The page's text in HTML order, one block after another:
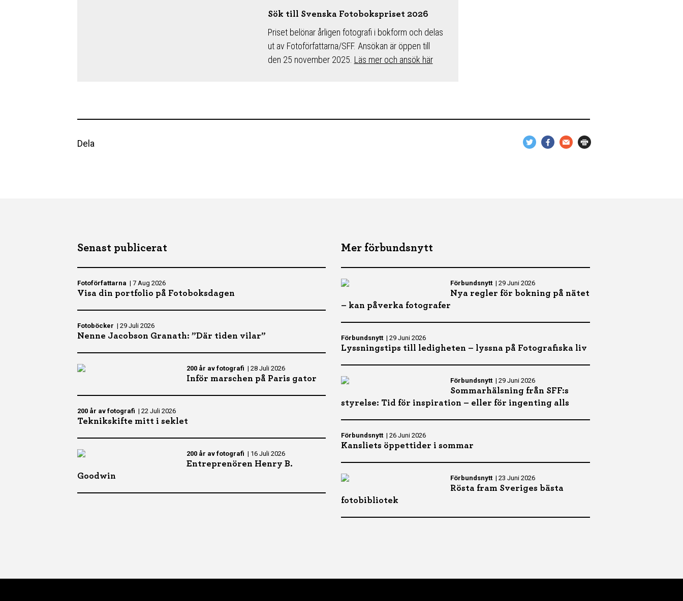
Sök till Svenska Fotobokspriset 2026
Priset belönar årligen fotografi i bokform och delas
ut av Fotoförfattarna/SFF. Ansökan är öppen till
den 25 november 2025. Läs mer och ansök här
Dela
Senast publicerat
Fotoförfattarna | 7 Aug 2026
Visa din portfolio på Fotoboksdagen
Fotoböcker | 29 Juli 2026
Nenne Jacobson Granath: ”Där tiden vilar”
200 år av fotografi | 28 Juli 2026
Inför marschen på Paris gator
200 år av fotografi | 22 Juli 2026
Teknikskifte mitt i seklet
200 år av fotografi | 16 Juli 2026
Entreprenören Henry B.
Goodwin
Mer förbundsnytt
Förbundsnytt | 29 Juni 2026
Nya regler för bokning på nätet
– kan påverka fotografer
Förbundsnytt | 29 Juni 2026
Lyssningstips till ledigheten – lyssna på Fotografiska liv
Förbundsnytt | 29 Juni 2026
Sommarhälsning från SFF:s
styrelse: Tid för inspiration – eller för ingenting alls
Förbundsnytt | 26 Juni 2026
Kansliets öppettider i sommar
Förbundsnytt | 23 Juni 2026
Rösta fram Sveriges bästa
fotobibliotek